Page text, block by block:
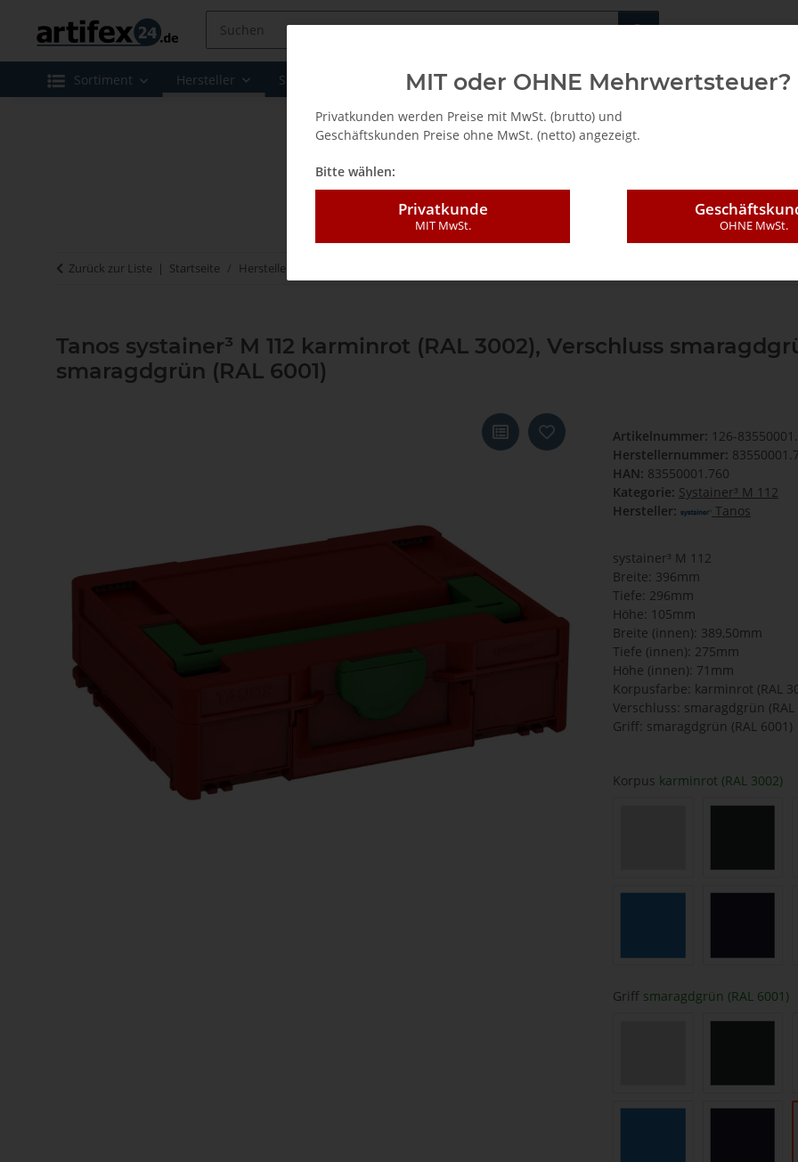
Fachshop für
Sortiment Hersteller Sale Leasing / Mietkauf
Zurück zur Liste Startseite Hersteller
Tanos systainer³ M 112 karminrot (RAL 3002), Verschluss
smaragdgrün (RAL 6001)
Artikelnummer: 126-
Herstellernummer:
HAN: 83550001.760
Kategorie: Systainer³ M 112
Hersteller:
Tanos
systainer³ M 112
Breite: 396mm
Tiefe: 296mm
Höhe: 105mm
Breite (innen): 389,50mm
Tiefe (innen): 275mm
Höhe (innen): 71mm
Korpusfarbe: karminrot (RAL
Verschluss: smaragdgrün (RAL
Griff: smaragdgrün (RAL 6001)
Korpus karminrot (RAL 3002)
Griff smaragdgrün (RAL 6001)
MIT oder OHNE Mehrwertsteuer?
Privatkunden werden Preise mit MwSt. (brutto) und
Geschäftskunden Preise ohne MwSt. (netto) angezeigt.
Bitte wählen:
Privatkunde
MIT MwSt. OHNE MwSt.